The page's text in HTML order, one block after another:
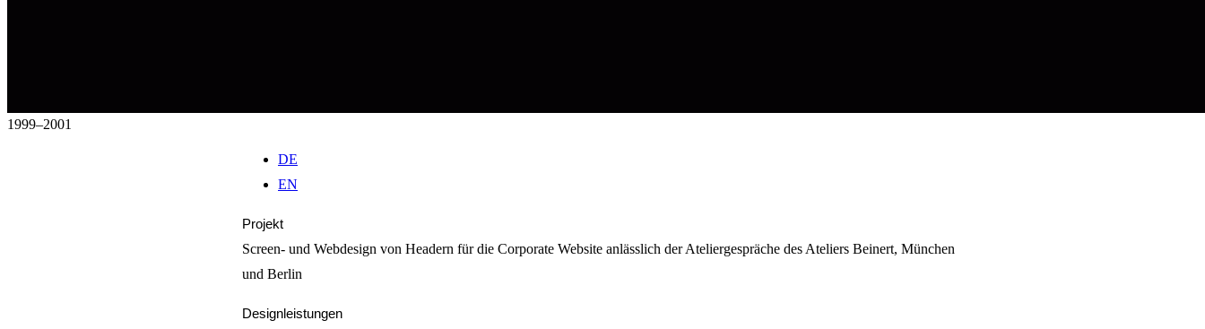
1999–2001
DE
EN
Projekt
Screen- und Webdesign von Headern für die Corporate Website anlässlich der Ateliergespräche des Ateliers Beinert, München
und Berlin
Designleistungen